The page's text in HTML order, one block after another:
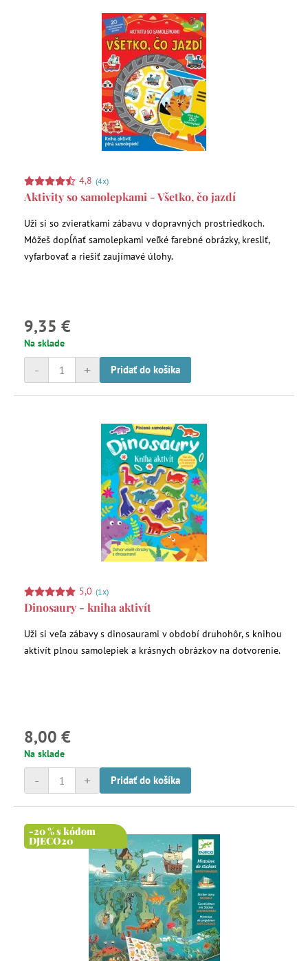
4,8 (4x)
Aktivity so samolepkami - Všetko, čo jazdí
Uži si so zvieratkami zábavu v dopravných prostriedkoch.
Môžeš dopĺňať samolepkami veľké farebné obrázky, kresliť,
vyfarbovať a riešiť zaujímavé úlohy.
9,35 €
Na sklade
+
- Pridať do košíka
5,0 (1x)
Dinosaury - kniha aktivít
Uži si veľa zábavy s dinosaurami v období druhohôr, s knihou
aktivít plnou samolepiek a krásnych obrázkov na dotvorenie.
8,00 €
Na sklade
+
- Pridať do košíka
-20 % s kódom
DJECO20